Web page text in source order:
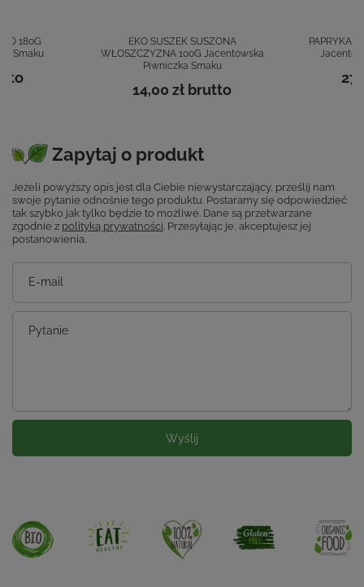
180G
Smaku
EKO SUSZEK SUSZONA
WŁOSZCZYZNA 100G Jacentowska
Piwniczka Smaku
14,00 zł brutto
PAPRYKA
Zapytaj o produkt
Jeżeli powyższy opis jest dla Ciebie niewystarczający, prześlij nam
swoje pytanie odnośnie tego produktu. Postaramy się odpowiedzieć
tak szybko jak tylko będzie to możliwe. Dane są przetwarzane
zgodnie z polityką prywatności. Przesyłając je, akceptujesz jej
postanowienia.
E-mail
Pytanie
Wyślij